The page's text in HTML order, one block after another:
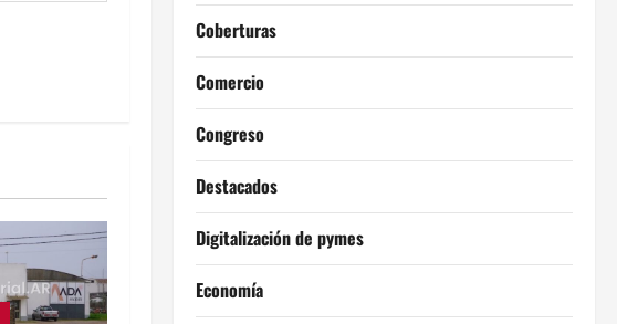
Coberturas
Comercio
Congreso
Destacados
Digitalización de pymes
Economía